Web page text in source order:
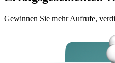
Gewinnen Sie mehr Aufrufe,